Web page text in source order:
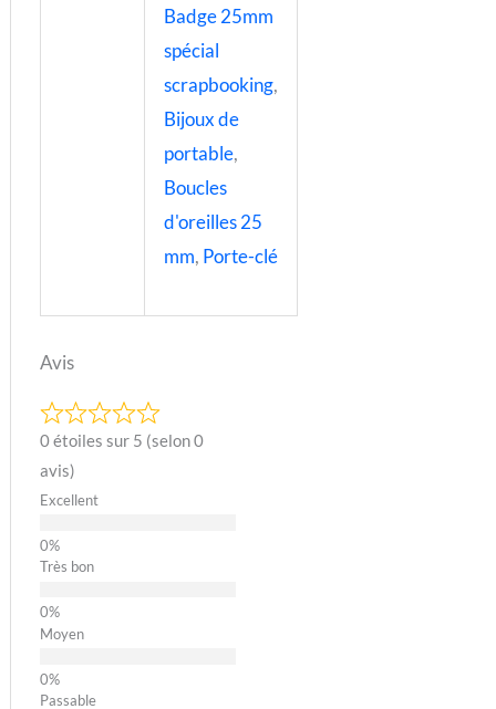
Badge 25mm
spécial
scrapbooking,
Bijoux de
portable,
Boucles
d'oreilles 25
mm, Porte-clé
Avis
0 étoiles sur 5 (selon 0
avis)
Excellent
Très bon
Moyen
Passable